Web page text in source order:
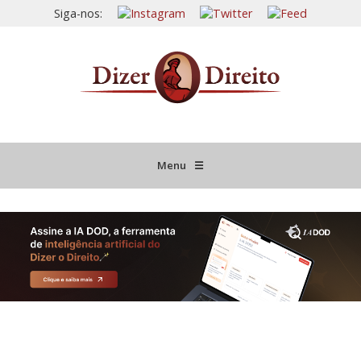
Siga-nos:
Menu ☰
JURISPRUDÊNCIA COMENTADA
INFORMATIVOS COMENTADOS